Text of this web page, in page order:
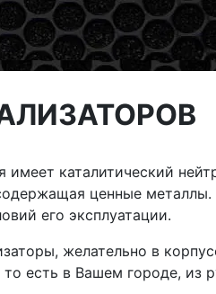
каталитический
ценные
его эксплуатации.
желательно в
есть в Вашем городе, из